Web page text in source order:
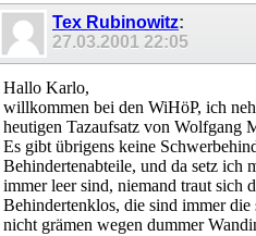
Tex Rubinowitz:
27.03.2001 22:05
Hallo Karlo,
willkommen bei den WiHöP, ich
heutigen Tazaufsatz von Wolfgang
Es gibt übrigens keine
Behindertenabteile, und da setz ich
immer leer sind, niemand traut sich
Behindertenklos, die sind immer die
nicht grämen wegen dummer